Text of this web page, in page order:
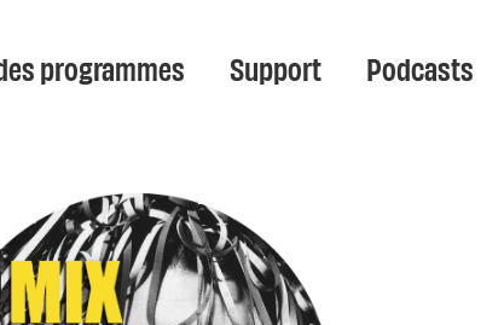
programmes Support Podcasts